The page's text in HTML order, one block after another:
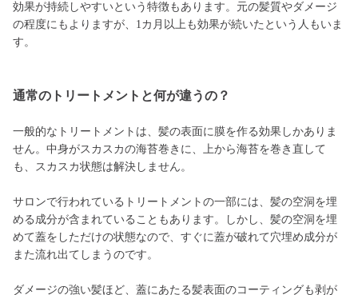
効果が持続しやすいという特徴もあります。元の髪質やダメージ
の程度にもよりますが、1カ月以上も効果が続いたという人もいま
す。
通常のトリートメントと何が違うの？
一般的なトリートメントは、髪の表面に膜を作る効果しかありま
せん。中身がスカスカの海苔巻きに、上から海苔を巻き直して
も、スカスカ状態は解決しません。
サロンで行われているトリートメントの一部には、髪の空洞を埋
める成分が含まれていることもあります。しかし、髪の空洞を埋
めて蓋をしただけの状態なので、すぐに蓋が破れて穴埋め成分が
また流れ出てしまうのです。
ダメージの強い髪ほど、蓋にあたる髪表面のコーティングも剥が